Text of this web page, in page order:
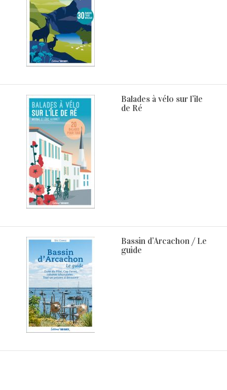
Balades à vélo sur l’île
de Ré
Bassin d’Arcachon / Le
guide